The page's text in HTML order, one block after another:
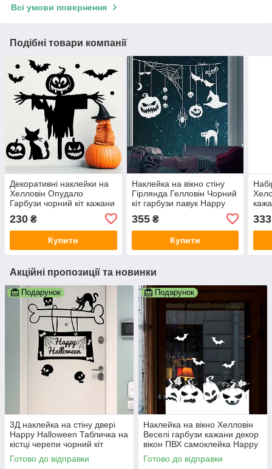
Всі умови повернення
Подібні товари компанії
Декоративні наклейки на
Хелловін Опудало
Гарбузи чорний кіт кажани
чорний матовий
230 ₴
Купити
Наклейка на вікно стіну
Гірлянда Гелловін Чорний
кіт гарбузи павук Happy
матовий
355₴
Купити
333
Акційні пропозиції та новинки
Подарунок
3Д наклейка на стіну двері
Happy Halloween Табличка на
кістці черепи чорний кіт
Happy Pocket Набір S чорний
матовий
Готово до відправки
Подарунок
Наклейка на вікно Хелловін
Веселі гарбузи кажани декор
вікон ПВХ самоклейка Happy
Pocket Набір білий матовий
Готово до відправки